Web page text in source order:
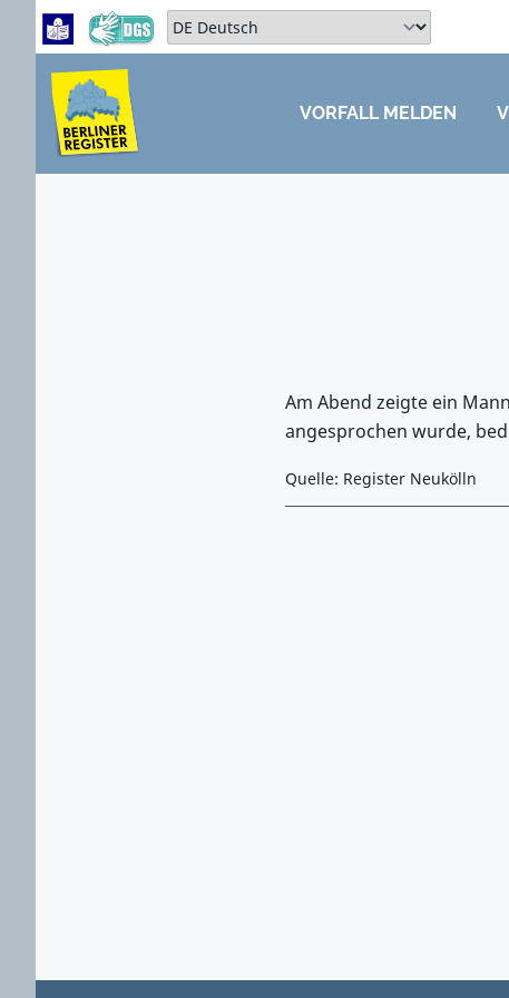
Zum Hauptbereich springen
Zum Hauptmenü springen
Sprache auswählen:
ZUM HAUPTBEREICH SPRINGEN
VORFALL MELDEN
Am Abend zeigte ein
angesprochen wurde,
Quelle: Register Neukölln